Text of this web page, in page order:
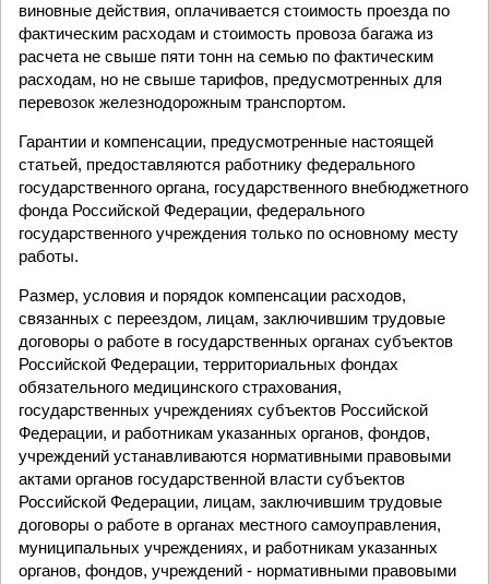
виновные действия, оплачивается стоимость проезда по
фактическим расходам и стоимость провоза багажа из
расчета не свыше пяти тонн на семью по фактическим
расходам, но не свыше тарифов, предусмотренных для
перевозок железнодорожным транспортом.
Гарантии и компенсации, предусмотренные настоящей
статьей, предоставляются работнику федерального
государственного органа, государственного внебюджетного
фонда Российской Федерации, федерального
государственного учреждения только по основному месту
работы.
Размер, условия и порядок компенсации расходов,
связанных с переездом, лицам, заключившим трудовые
договоры о работе в государственных органах субъектов
Российской Федерации, территориальных фондах
обязательного медицинского страхования,
государственных учреждениях субъектов Российской
Федерации, и работникам указанных органов, фондов,
учреждений устанавливаются нормативными правовыми
актами органов государственной власти субъектов
Российской Федерации, лицам, заключившим трудовые
договоры о работе в органах местного самоуправления,
муниципальных учреждениях, и работникам указанных
органов, фондов, учреждений - нормативными правовыми